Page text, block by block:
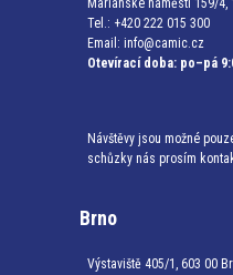
Mariánské náměstí 159/4,
Tel.: +420 222 015 300
Email: info@camic.cz
Otevírací doba: po–pá
Návštěvy jsou možné
schůzky nás prosím
Brno
Výstaviště 405/1, 603 00